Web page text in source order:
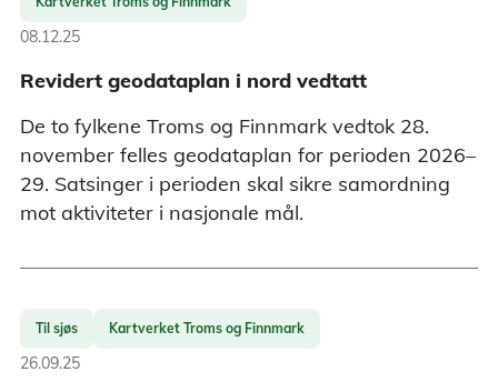
08.12.25
Revidert geodataplan i nord vedtatt
De to fylkene Troms og Finnmark vedtok 28.
november felles geodataplan for perioden 2026–
29. Satsinger i perioden skal sikre samordning
mot aktiviteter i nasjonale mål.
Til sjøs Kartverket Troms og Finnmark
26.09.25